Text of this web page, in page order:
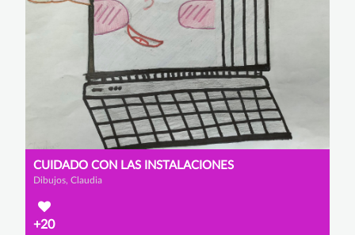
CUIDADO CON LAS INSTALACIONES
Dibujos, Claudia
+20